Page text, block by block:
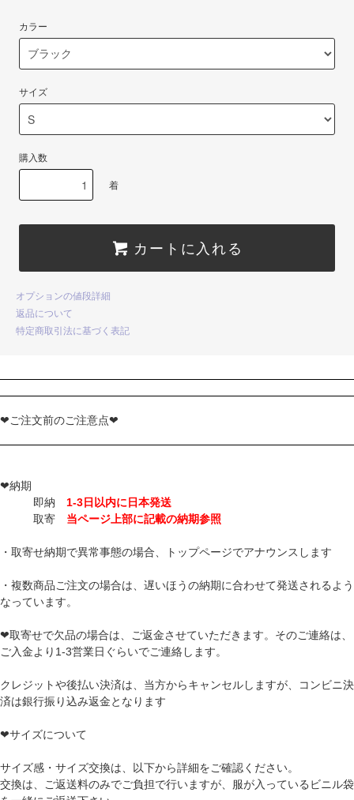
カラー
サイズ
購入数
着
カートに入れる
オプションの値段詳細
返品について
特定商取引法に基づく表記
❤ご注文前のご注意点❤
❤納期
即納 1-3日以内に日本発送
取寄 当ページ上部に記載の納期参照
・取寄せ納期で異常事態の場合、トップページでアナウンスします
・複数商品ご注文の場合は、遅いほうの納期に合わせて発送されるよう
なっています。
❤取寄せで欠品の場合は、ご返金させていただきます。そのご連絡は、
ご入金より1-3営業日ぐらいでご連絡します。
クレジットや後払い決済は、当方からキャンセルしますが、コンビニ決
済は銀行振り込み返金となります
❤サイズについて
サイズ感・サイズ交換は、以下から詳細をご確認ください。
交換は、ご返送料のみでご負担で行いますが、服が入っているビニル袋